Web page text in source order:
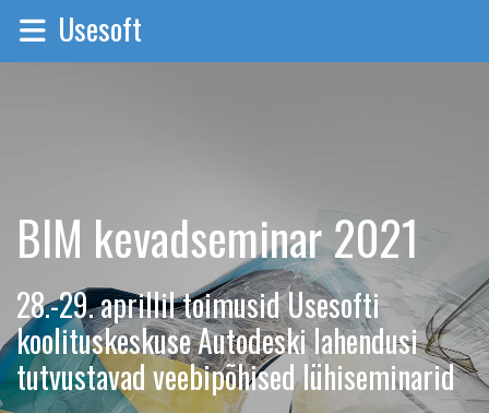
Usesoft
BIM kevadseminar 2021
28.-29. aprillil toimusid Usesofti
koolituskeskuse Autodeski lahendusi
tutvustavad veebipõhised lühiseminarid